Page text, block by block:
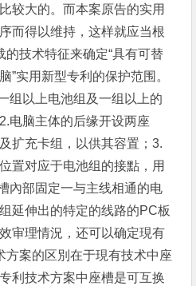
较大的。而本案原告的实用
而得以维持，这样就应当根
技术特征来确定“具有可替
”实用新型专利的保护范围。
组以上电池组及一组以上的
电脑主体的后缘开设两座
扩充卡组，以供其容置；3.
置对应于电池组的接點，用
內部固定一与主线相通的电
延伸出的特定的线路的PC板
审理情況，还可以确定現有
方案的区別在于現有技术中座
利技术方案中座槽是可互换